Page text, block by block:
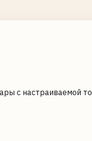
с настраиваемой